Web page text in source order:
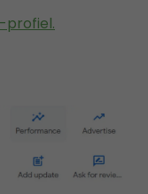
profiel.